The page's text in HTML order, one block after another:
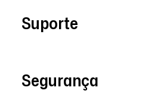
Suporte
Segurança